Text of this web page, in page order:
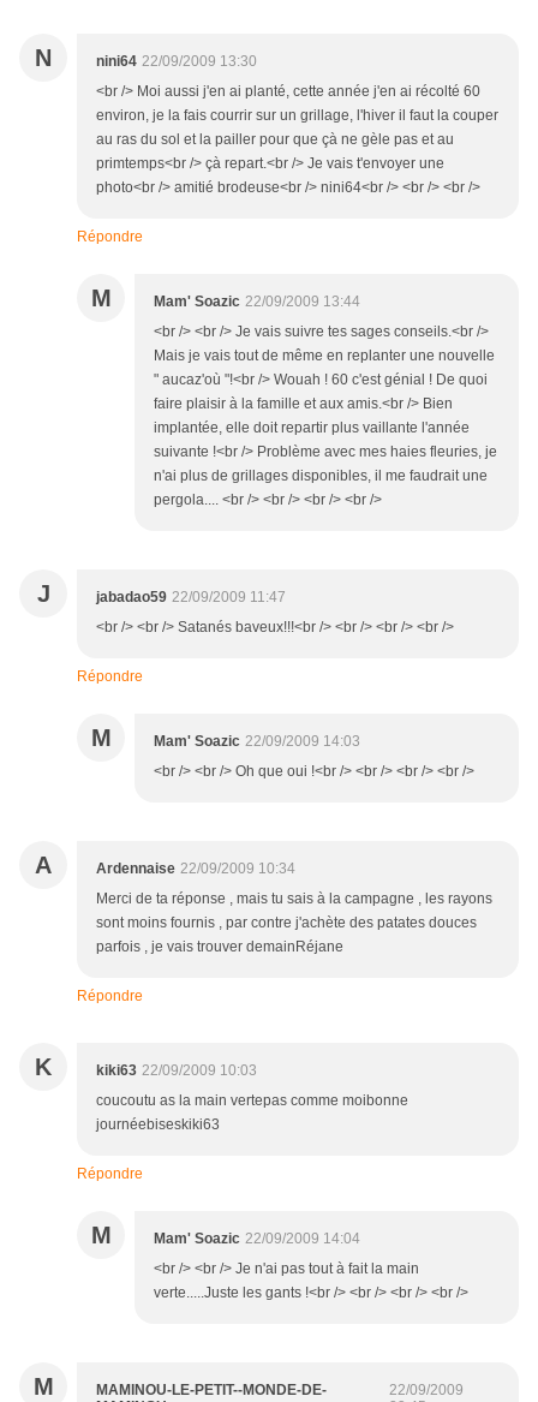
N nini64 22/09/2009 13:30
<br /> Moi aussi j'en ai planté, cette année j'en ai récolté 60
environ, je la fais courrir sur un grillage, l'hiver il faut la couper
au ras du sol et la pailler pour que çà ne gèle pas et au
primtemps<br /> çà repart.<br /> Je vais t'envoyer une
photo<br /> amitié brodeuse<br /> nini64<br /> <br /> <br />
Répondre
M Mam' Soazic 22/09/2009 13:44
<br /> <br /> Je vais suivre tes sages conseils.<br />
Mais je vais tout de même en replanter une nouvelle
" aucaz'où "!<br /> Wouah ! 60 c'est génial ! De quoi
faire plaisir à la famille et aux amis.<br /> Bien
implantée, elle doit repartir plus vaillante l'année
suivante !<br /> Problème avec mes haies fleuries, je
n'ai plus de grillages disponibles, il me faudrait une
pergola.... <br /> <br /> <br /> <br />
J jabadao59 22/09/2009 11:47
<br /> <br /> Satanés baveux!!!<br /> <br /> <br /> <br />
Répondre
M Mam' Soazic 22/09/2009 14:03
<br /> <br /> Oh que oui !<br /> <br /> <br /> <br />
A Ardennaise 22/09/2009 10:34
Merci de ta réponse , mais tu sais à la campagne , les rayons
sont moins fournis , par contre j'achète des patates douces
parfois , je vais trouver demainRéjane
Répondre
K kiki63 22/09/2009 10:03
coucoutu as la main vertepas comme moibonne
journéebiseskiki63
Répondre
M Mam' Soazic 22/09/2009 14:04
<br /> <br /> Je n'ai pas tout à fait la main
verte.....Juste les gants !<br /> <br /> <br /> <br />
M
MAMINOU-LE-PETIT--MONDE-DE-
22/09/2009